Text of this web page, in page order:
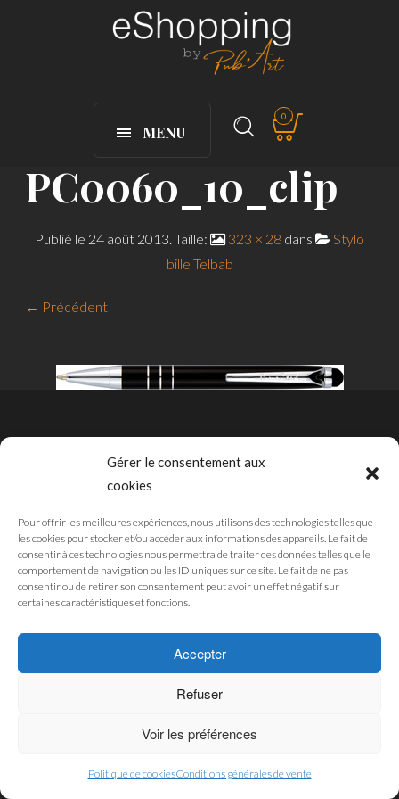
Gérer le consentement aux
cookies
Pour offrir les meilleures expériences, nous utilisons des technologies telles que
les cookies pour stocker et/ou accéder aux informations des appareils. Le fait de
consentir à ces technologies nous permettra de traiter des données telles que le
comportement de navigation ou les ID uniques sur ce site. Le fait de ne pas
consentir ou de retirer son consentement peut avoir un effet négatif sur
certaines caractéristiques et fonctions.
Accepter
Refuser
Voir les préférences
Politique de cookiesConditions générales de vente
MENU
0
PC0060_10_clip
Publié le 24 août 2013. Taille: 323 × 28 dans
Stylo
bille Telbab
← Précédent
MENTIONS LÉGALES
POLITIQUE DE CONFIDENTIALITÉ
POLITIQUE DES COOKIES